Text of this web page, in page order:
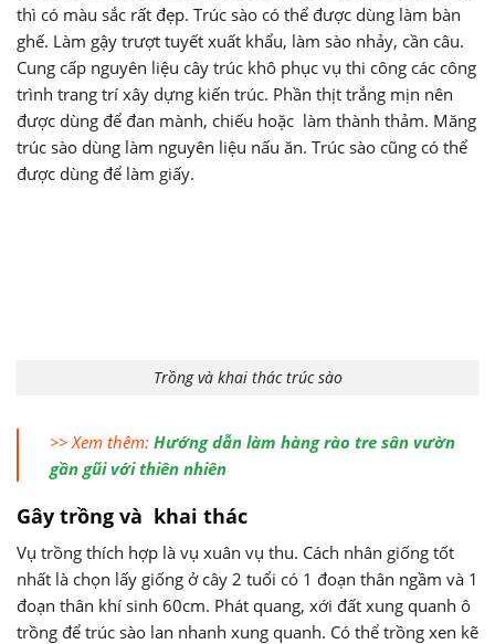
thì có màu sắc rất đẹp. Trúc sào có thể được dùng làm bàn
ghế. Làm gậy trượt tuyết xuất khẩu, làm sào nhảy, cần câu.
Cung cấp nguyên liệu cây trúc khô phục vụ thi công các công
trình trang trí xây dựng kiến trúc. Phần thịt trắng mịn nên
được dùng để đan mành, chiếu hoặc làm thành thảm. Măng
trúc sào dùng làm nguyên liệu nấu ăn. Trúc sào cũng có thể
được dùng để làm giấy.
Trồng và khai thác trúc sào
>> Xem thêm:Hướng dẫn làm hàng rào tre sân vườn
gần gũi với thiên nhiên
Gây trồng và khai thác
Vụ trồng thích hợp là vụ xuân vụ thu. Cách nhân giống tốt
nhất là chọn lấy giống ở cây 2 tuổi có 1 đoạn thân ngầm và 1
đoạn thân khí sinh 60cm. Phát quang, xới đất xung quanh ô
trồng để trúc sào lan nhanh xung quanh. Có thể trồng xen kẽ